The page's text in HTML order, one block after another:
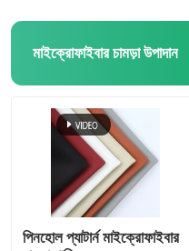
মাইক্রোফাইবার চামড়া উপাদান
পিনহোল প্যাটার্ন মাইক্রোফাইবার